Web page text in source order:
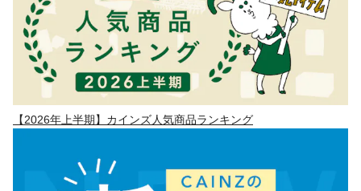
【2026年上半期】カインズ人気商品ランキング